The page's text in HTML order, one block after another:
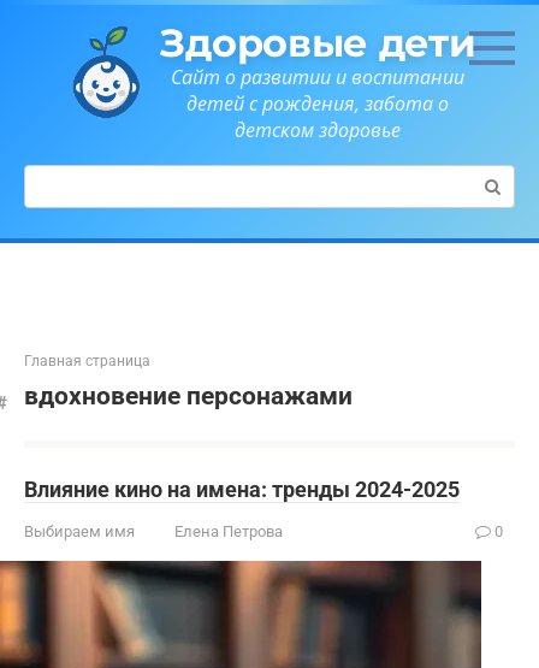
Здоровые дети
Сайт о развитии и воспитании
детей с рождения, забота о
детском здоровье
Поиск:
Главная страница
вдохновение персонажами
Влияние кино на имена: тренды 2024-2025
Выбираем имя Елена Петрова 0